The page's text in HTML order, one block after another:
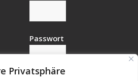
Privatsphäre
Passwort